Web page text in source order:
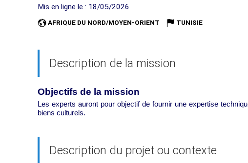
Mis en ligne le : 18/05/2026
AFRIQUE DU NORD/MOYEN-ORIENT TUNISIE
Description de la mission
Objectifs de la mission
Les experts auront pour objectif de fournir une expertise
biens culturels.
Description du projet ou contexte